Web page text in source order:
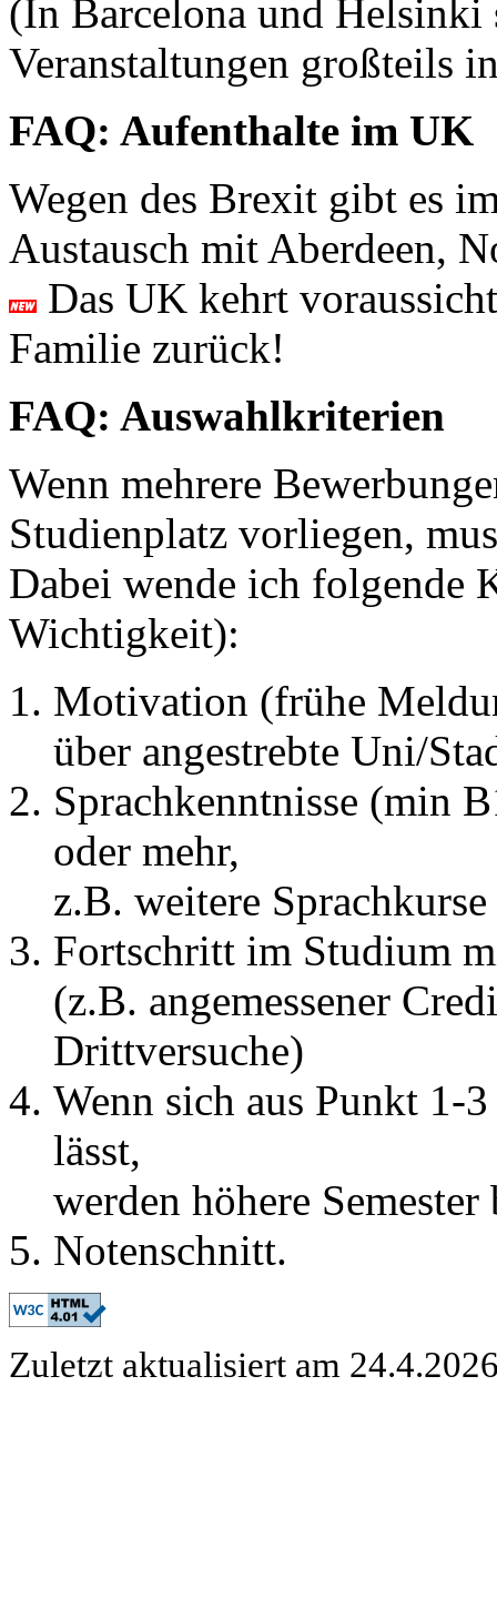
(In Barcelona und Helsinki
Veranstaltungen großteils
FAQ: Aufenthalte im UK
Wegen des Brexit gibt es
Austausch mit Aberdeen,
Das UK kehrt
Familie zurück!
FAQ: Auswahlkriterien
Wenn mehrere
Studienplatz vorliegen,
Dabei wende ich folgende
Wichtigkeit):
Motivation (frühe
über angestrebte Uni/
Sprachkenntnisse (min
oder mehr,
z.B. weitere
Fortschritt im Studium
(z.B. angemessener
Drittversuche)
Wenn sich aus Punkt 1-
lässt,
werden höhere
Notenschnitt.
Zuletzt aktualisiert am